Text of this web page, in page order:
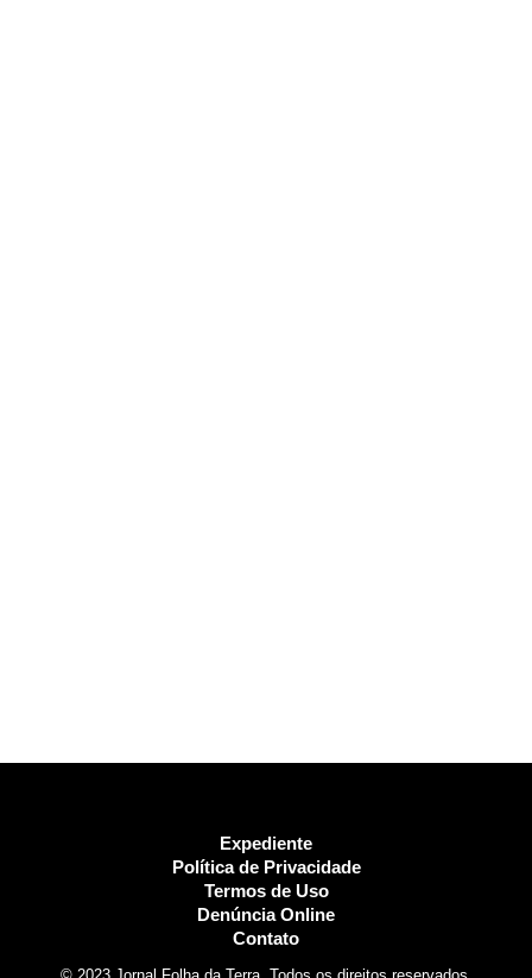
Expediente
Política de Privacidade
Termos de Uso
Denúncia Online
Contato